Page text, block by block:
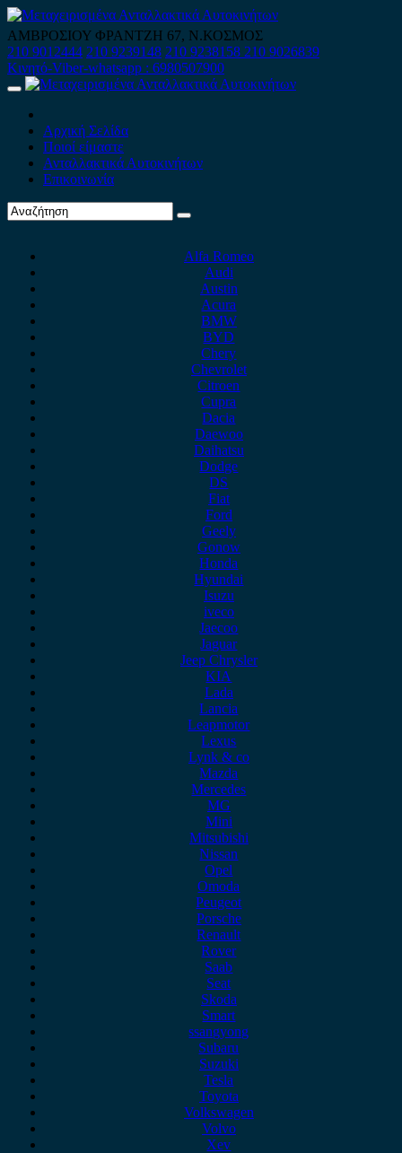
Skip
to
content
ΑΜΒΡΟΣΙΟΥ ΦΡΑΝΤΖΗ 67, Ν.ΚΟΣΜΟΣ
210 9012444 210 9239148 210 9238158 210 9026839
Κινητό-Viber-whatsapp : 6980507900
Primary
Αρχική Σελίδα
Ποιοί είμαστε
Ανταλλακτικά Αυτοκινήτων
Επικοινωνία
Alfa Romeo
Audi
Austin
Acura
BMW
BYD
Chery
Chevrolet
Citroen
Cupra
Dacia
Daewoo
Daihatsu
Dodge
DS
Fiat
Ford
Geely
Gonow
Honda
Hyundai
Isuzu
iveco
Jaecoo
Jaguar
Jeep Chrysler
KIA
Lada
Lancia
Leapmotor
Lexus
Lynk & co
Mazda
Mercedes
MG
Mini
Mitsubishi
Nissan
Opel
Omoda
Peugeot
Porsche
Renault
Rover
Saab
Seat
Skoda
Smart
ssangyong
Subaru
Suzuki
Tesla
Toyota
Volkswagen
Volvo
Xev